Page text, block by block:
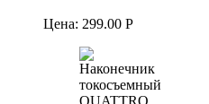
Цена: 299.00 Р